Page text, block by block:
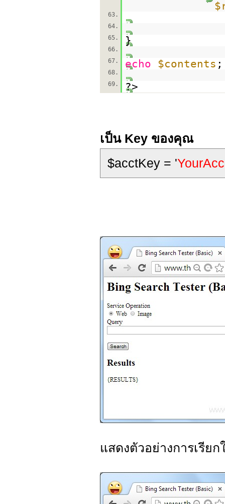
63.
64.
65.
}
66.
67.
echo $contents ;
68.
69.
?>
เป็น Key ของคุณ
$acctKey = '
แสดงตัวอย่างการเรีย